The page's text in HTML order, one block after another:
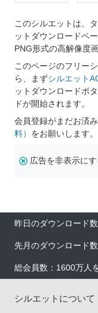
このシルエットは、
ットダウンロードペ
PNG形式の高解像度
このページのフリー
ら、まずシルエット
ットダウンロードボ
ドが開始されます。
会員登録がまだお済み
料） をお願いします。
広告を非表示にす
昨日のダウンロード
先月のダウンロード
総会員数：1600万人
シルエットについて